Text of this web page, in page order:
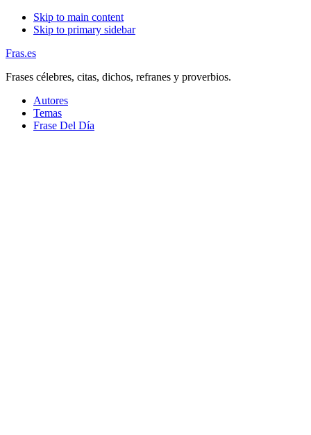
Skip to main content
Skip to primary sidebar
Fras.es
Frases célebres, citas, dichos, refranes y proverbios.
Autores
Temas
Frase Del Día